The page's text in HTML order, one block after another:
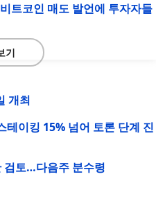
트코인 매도 발언에 투자자들
기
개최
테이킹 15% 넘어 토론 단계 진
검토…다음주 분수령